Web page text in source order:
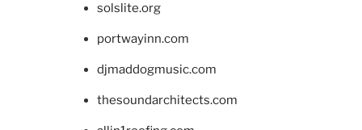
solslite.org
portwayinn.com
djmaddogmusic.com
thesoundarchitects.com